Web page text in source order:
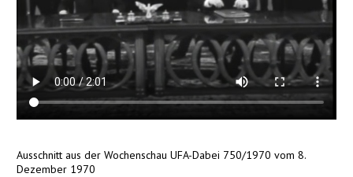
Ausschnitt aus der Wochenschau UFA-Dabei 750/1970 vom 8.
Dezember 1970